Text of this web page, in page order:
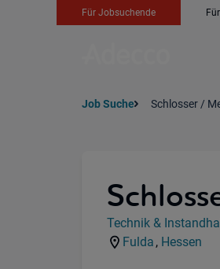
Für Jobsuchende
Job Suche Schlosser /
Jobdetails
Kategorie:
Technik &
Standorte:
Fulda ,
Region:
Hessen